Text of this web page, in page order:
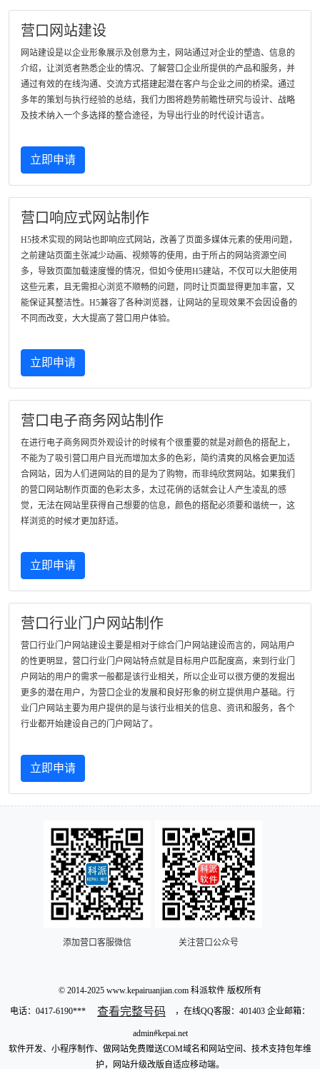
营口网站建设
网站建设是以企业形象展示及创意为主，网站通过对企业的塑造、信息的
介绍，让浏览者熟悉企业的情况、了解营口企业所提供的产品和服务，并
通过有效的在线沟通、交流方式搭建起潜在客户与企业之间的桥梁。通过
多年的策划与执行经验的总结，我们力图将趋势前瞻性研究与设计、战略
及技术纳入一个多选择的整合途径，为导出行业的时代设计语言。
立即申请
营口响应式网站制作
H5技术实现的网站也即响应式网站，改善了页面多媒体元素的使用问题，
之前建站页面主张减少动画、视频等的使用，由于所占的网站资源空间
多，导致页面加载速度慢的情况，但如今使用H5建站，不仅可以大胆使用
这些元素，且无需担心浏览不顺畅的问题，同时让页面显得更加丰富，又
能保证其整洁性。H5兼容了各种浏览器，让网站的呈现效果不会因设备的
不同而改变，大大提高了营口用户体验。
立即申请
营口电子商务网站制作
在进行电子商务网页外观设计的时候有个很重要的就是对颜色的搭配上，
不能为了吸引营口用户目光而增加太多的色彩，简约清爽的风格会更加适
合网站，因为人们进网站的目的是为了购物，而非纯欣赏网站。如果我们
的营口网站制作页面的色彩太多，太过花俏的话就会让人产生凌乱的感
觉，无法在网站里获得自己想要的信息，颜色的搭配必须要和谐统一，这
样浏览的时候才更加舒适。
立即申请
营口行业门户网站制作
营口行业门户网站建设主要是相对于综合门户网站建设而言的，网站用户
的性更明显，营口行业门户网站特点就是目标用户匹配度高，来到行业门
户网站的用户的需求一般都是该行业相关，所以企业可以很方便的发掘出
更多的潜在用户，为营口企业的发展和良好形象的树立提供用户基础。行
业门户网站主要为用户提供的是与该行业相关的信息、资讯和服务，各个
行业都开始建设自己的门户网站了。
立即申请
添加营口客服微信 关注营口公众号
© 2014-2025 www.kepairuanjian.com 科派软件 版权所有
电话： 0417-6190*** 查看完整号码 ，在线QQ客服：401403 企业邮箱：
admin#kepai.net
软件开发、小程序制作、做网站免费赠送COM域名和网站空间、技术支持包年维
护，网站升级改版自适应移动端。